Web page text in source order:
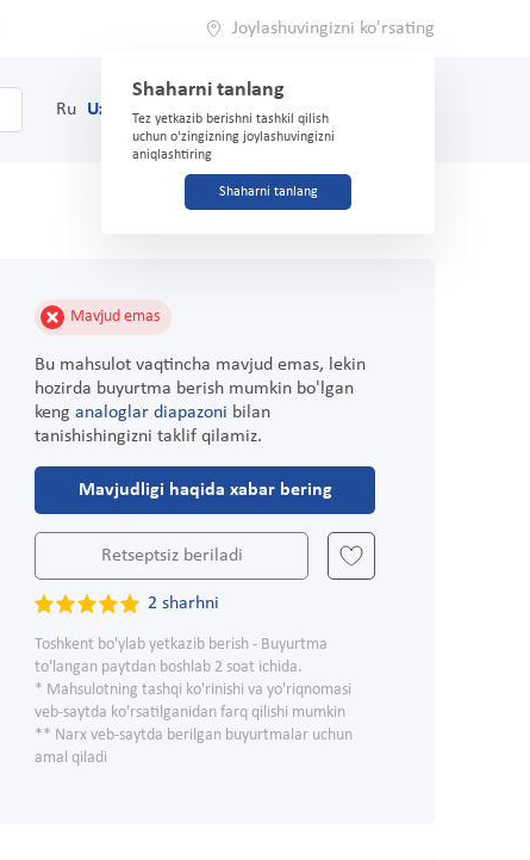
Joylashuvingizni ko'rsating
Shaharni tanlang
Tez yetkazib berishni tashkil qilish
uchun o'zingizning joylashuvingizni
aniqlashtiring
Shaharni tanlang
Ru Uz (71) 200-03-03
Mavjud emas
Bu mahsulot vaqtincha mavjud emas, lekin
hozirda buyurtma berish mumkin bo'lgan
keng analoglar diapazoni bilan
tanishishingizni taklif qilamiz.
Mavjudligi haqida xabar bering
Retseptsiz beriladi
2 sharhni
Toshkent bo'ylab yetkazib berish - Buyurtma
to'langan paytdan boshlab 2 soat ichida.
* Mahsulotning tashqi ko'rinishi va yo'riqnomasi
veb-saytda ko'rsatilganidan farq qilishi mumkin
** Narx veb-saytda berilgan buyurtmalar uchun
amal qiladi